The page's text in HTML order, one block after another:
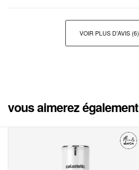
VOIR PLUS D'AVIS (6)
vous aimerez également